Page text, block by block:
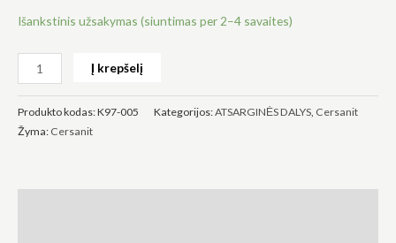
Išankstinis užsakymas (siuntimas per 2–4 savaites)
Į krepšelį
Produkto kodas:K97-005 Kategorijos:ATSARGINĖS DALYS Cersanit
Žyma: Cersanit
yra
Jie
reikalingi,
kad
veiktų.
Siekdami